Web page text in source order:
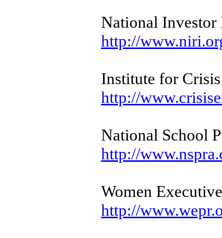
National Investor
http://
Institute for
http://
National School
http://
Women
http://